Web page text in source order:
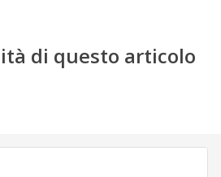
di questo articolo